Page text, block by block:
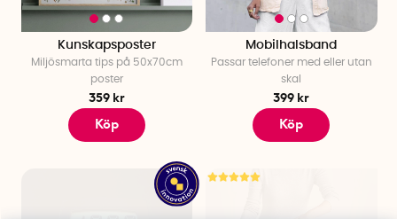
Kunskapsposter
Miljösmarta tips på 50x70cm
poster
359 kr
Köp
Mobilhalsband
Passar telefoner med eller utan
skal
399 kr
Köp